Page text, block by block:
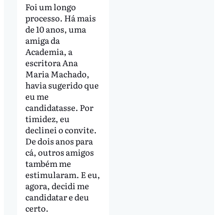
Foi um longo
processo. Há mais
de 10 anos, uma
amiga da
Academia, a
escritora Ana
Maria Machado,
havia sugerido que
eu me
candidatasse. Por
timidez, eu
declinei o convite.
De dois anos para
cá, outros amigos
também me
estimularam. E eu,
agora, decidi me
candidatar e deu
certo.